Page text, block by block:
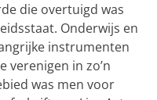
die overtuigd was
Onderwijs en
instrumenten
verenigen in zo’n
was men voor